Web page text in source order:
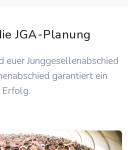
JGA-Planung
euer Junggesellenabschied
garantiert ein
Erfolg.